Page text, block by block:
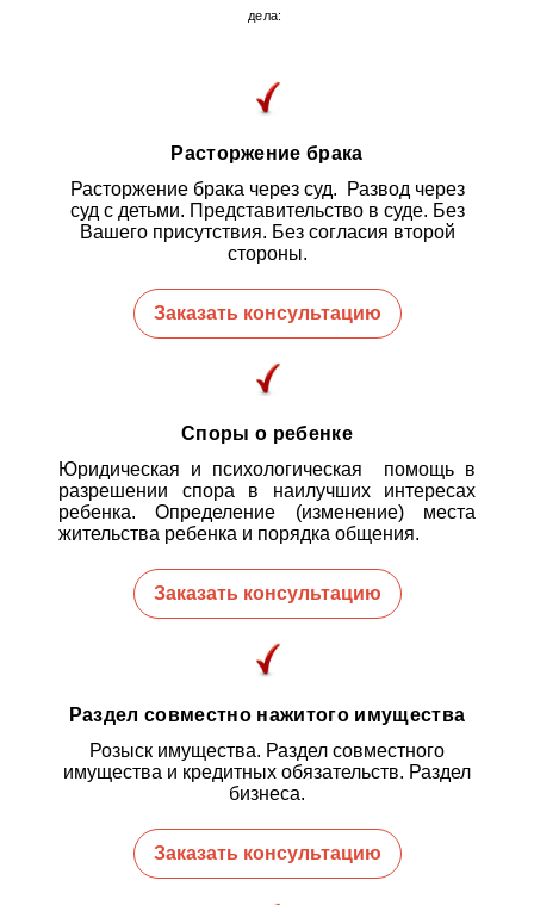
дела:
Расторжение брака
Расторжение брака через суд. Развод через
суд с детьми. Представительство в суде. Без
Вашего присутствия. Без согласия второй
стороны.
Заказать консультацию
Споры о ребенке
Юридическая и психологическая помощь в
разрешении спора в наилучших интересах
ребенка. Определение (изменение) места
жительства ребенка и порядка общения.
Заказать консультацию
Раздел совместно нажитого имущества
Розыск имущества. Раздел совместного
имущества и кредитных обязательств. Раздел
бизнеса.
Заказать консультацию